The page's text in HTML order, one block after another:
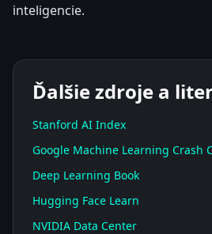
inteligencie.
Ďalšie zdroje a
Stanford AI Index
Google Machine Learning Crash
Deep Learning Book
Hugging Face Learn
NVIDIA Data Center